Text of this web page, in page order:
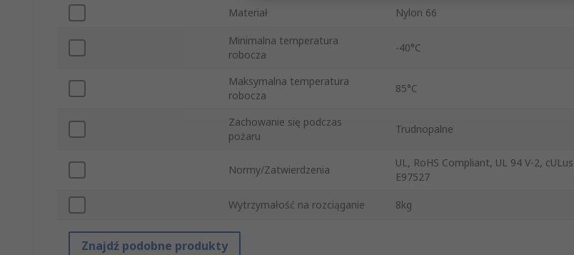
Materiał Nylon 66
Minimalna temperatura
robocza
-40°C
Maksymalna temperatura
robocza
85°C
Zachowanie się podczas
pożaru
Trudnopalne
Normy/Zatwierdzenia
UL, RoHS Compliant, UL 94 V-2, cULus
E97527
Wytrzymałość na rozciąganie 8kg
Znajdź podobne produkty